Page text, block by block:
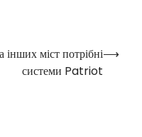
інших міст потрібні
системи Patriot
⟶